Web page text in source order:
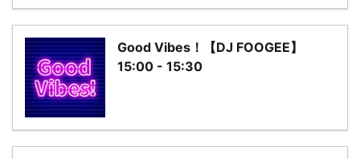
Good Vibes！【DJ FOOGEE】
15:00 - 15:30